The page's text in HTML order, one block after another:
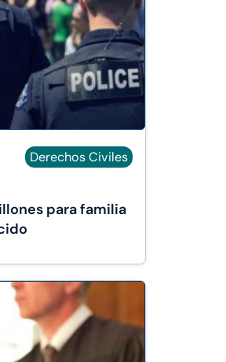
Derechos Civiles
para familia